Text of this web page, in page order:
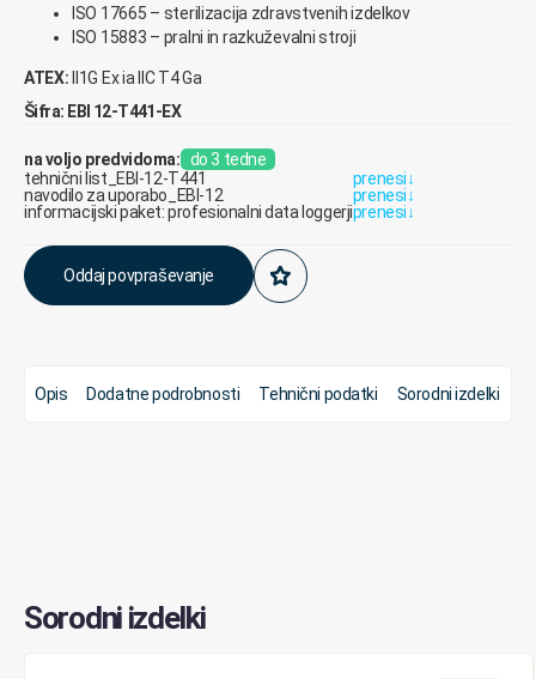
ISO 17665 – sterilizacija zdravstvenih izdelkov
ISO 15883 – pralni in razkuževalni stroji
ATEX:
II1G Ex ia IIC T4 Ga
Šifra: EBI 12-T441-EX
na voljo predvidoma: do 3 tedne
tehnični list_EBI-12-T441
prenesi↓
navodilo za uporabo_EBI-12
prenesi↓
informacijski paket: profesionalni data loggerjiprenesi↓
Oddaj povpraševanje
Opis Dodatne podrobnosti Tehnični podatki Sorodni izdelki
Sorodni izdelki